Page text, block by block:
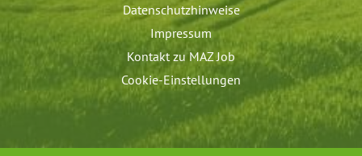
Datenschutzhinweise
Impressum
Kontakt zu MAZ Job
Cookie-Einstellungen